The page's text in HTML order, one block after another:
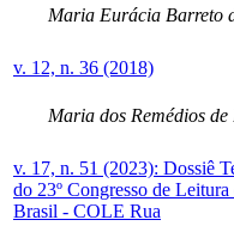
Maria Eurácia Barreto
v. 12, n. 36 (2018)
Maria dos Remédios
v. 17, n. 51 (2023): Dossiê
do 23º Congresso de Leitura
Brasil - COLE Rua